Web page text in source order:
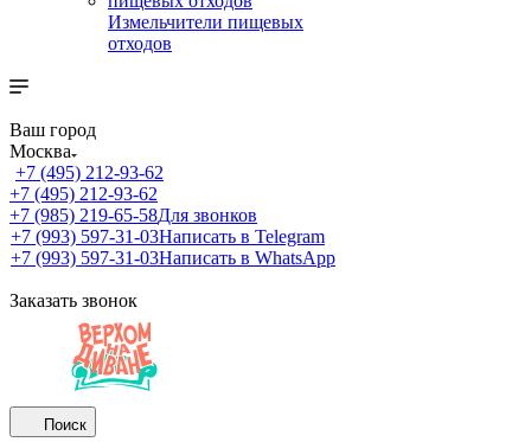
Измельчители пищевых
отходов
Ваш город
Москва
+7 (495) 212-93-62
+7 (495) 212-93-62
+7 (985) 219-65-58Для звонков
+7 (993) 597-31-03Написать в Telegram
+7 (993) 597-31-03Написать в WhatsApp
Заказать звонок
Поиск